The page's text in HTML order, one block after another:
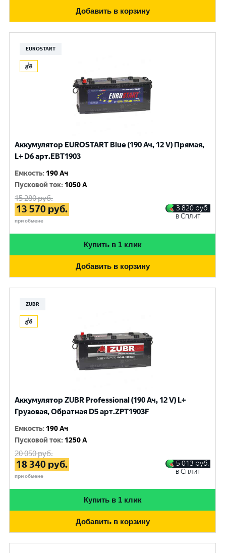
Добавить в корзину
EUROSTART
Аккумулятор EUROSTART Blue (190 Ач, 12 V) Прямая,
L+ D6 арт.EBT1903
Емкость: 190 Ач
Пусковой ток: 1050 A
15 280руб.
13 570 руб.
при обмене
3 820 руб.
в Сплит
Купить в 1 клик
Добавить в корзину
ZUBR
Аккумулятор ZUBR Professional (190 Ач, 12 V) L+
Грузовая, Обратная D5 арт.ZPT1903F
Емкость: 190 Ач
Пусковой ток: 1250 A
20 050руб.
18 340 руб.
при обмене
5 013 руб.
в Сплит
Купить в 1 клик
Добавить в корзину